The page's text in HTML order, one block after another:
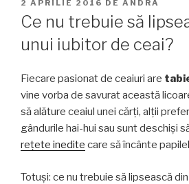
PE
2 APRILIE 2016 DE ANDRA
Ce nu trebuie să
unui iubitor de ceai?
Fiecare pasionat de ceaiuri are
vine vorba de savurat această
să alăture ceaiul unei cărţi, alţii
gândurile hai-hui sau sunt deschişi
reţete inedite care să încânte
Totuşi: ce nu trebuie să lipsească